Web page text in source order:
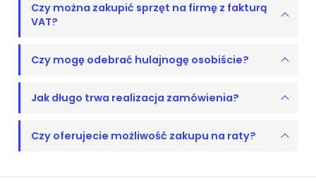
Czy można zakupić sprzęt na firmę z fakturą
VAT?
Czy mogę odebrać hulajnogę osobiście?
Jak długo trwa realizacja zamówienia?
Czy oferujecie możliwość zakupu na raty?